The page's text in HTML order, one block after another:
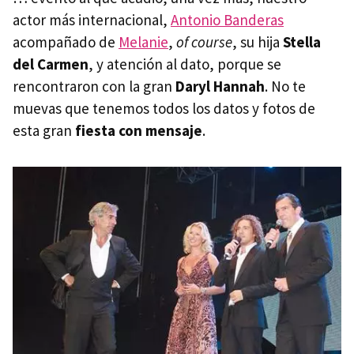
actor más internacional, Antonio Banderas
acompañado de Melanie, of course, su hija Stella
del Carmen, y atención al dato, porque se
rencontraron con la gran Daryl Hannah. No te
muevas que tenemos todos los datos y fotos de
esta gran fiesta con mensaje.